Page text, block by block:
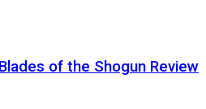
of the Shogun Review